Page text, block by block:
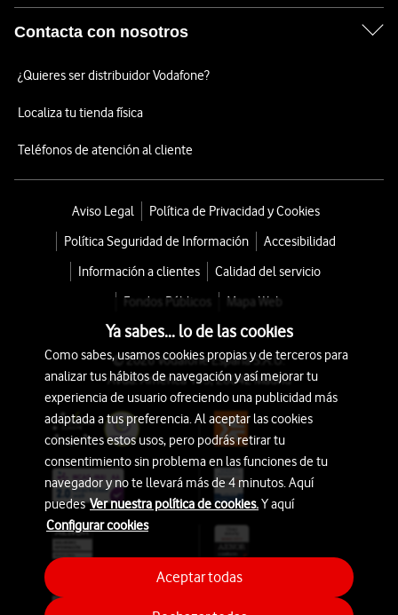
Contacta con nosotros
¿Quieres ser distribuidor Vodafone?
Localiza tu tienda física
Teléfonos de atención al cliente
Aviso Legal
Política de Privacidad y Cookies
Política Seguridad de Información
Accesibilidad
Información a clientes
Calidad del servicio
Fondos Públicos
Mapa Web
© 2026 Vodafone España S.A.U.
Avda. América 115, 28042 Madrid
Ya sabes... lo de las cookies
Como sabes, usamos cookies propias y de terceros para
analizar tus hábitos de navegación y así mejorar tu
experiencia de usuario ofreciendo una publicidad más
adaptada a tus preferencia. Al aceptar las cookies
consientes estos usos, pero podrás retirar tu
consentimiento sin problema en las funciones de tu
navegador y no te llevará más de 4 minutos. Aquí
puedesVer nuestra política de cookies.Y aquí
Configurar cookies
Aceptar todas